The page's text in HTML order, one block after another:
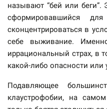
называют “бей или
сформировавшийся
сконцентрироваться в
себе выживание.
иррациональный страх, в
какой-либо опасности или
Подавляющее
клаустрофобии, на